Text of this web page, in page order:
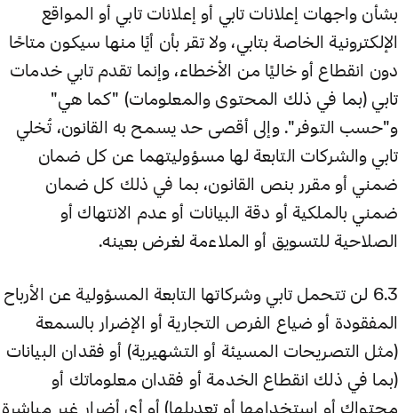
بشأن واجهات إعلانات تابي أو إعلانات تابي أو المواقع
الإلكترونية الخاصة بتابي، ولا تقر بأن أيًا منها سيكون متاحًا
دون انقطاع أو خاليًا من الأخطاء، وإنما تقدم تابي خدمات
تابي (بما في ذلك المحتوى والمعلومات) "كما هي"
و"حسب التوفر". وإلى أقصى حد يسمح به القانون، تُخلي
تابي والشركات التابعة لها مسؤوليتهما عن كل ضمان
ضمني أو مقرر بنص القانون، بما في ذلك كل ضمان
ضمني بالملكية أو دقة البيانات أو عدم الانتهاك أو
الصلاحية للتسويق أو الملاءمة لغرض بعينه.
6.3 لن تتحمل تابي وشركاتها التابعة المسؤولية عن الأرباح
المفقودة أو ضياع الفرص التجارية أو الإضرار بالسمعة
(مثل التصريحات المسيئة أو التشهيرية) أو فقدان البيانات
(بما في ذلك انقطاع الخدمة أو فقدان معلوماتك أو
محتواك أو استخدامها أو تعديلها) أو أي أضرار غير مباشرة